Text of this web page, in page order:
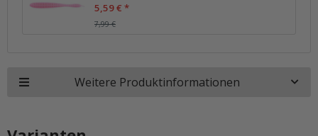
5,59 € *
7,99 €
Weitere Produktinformationen